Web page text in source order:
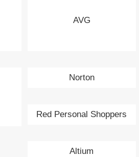
AVG
Norton
Red Personal Shoppers
Altium